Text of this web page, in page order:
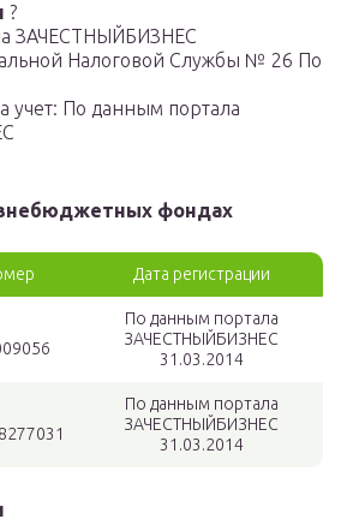
?
ЗАЧЕСТНЫЙБИЗНЕС
Налоговой Службы № 26 По
учет: По данным портала
фондах
Дата регистрации
По данным портала
ЗАЧЕСТНЫЙБИЗНЕС
31.03.2014
По данным портала
ЗАЧЕСТНЫЙБИЗНЕС
31.03.2014